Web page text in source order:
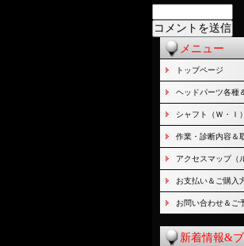
メニュー
トップページ
ヘッドパーツ各種
シャフト（Ｗ・Ｉ
作業・診断内容＆
アクセスマップ（
お支払い＆ご購入
お問い合わせ＆ご
新着情報&